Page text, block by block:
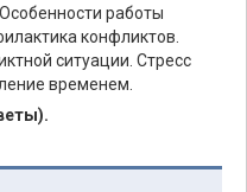
работы
конфликтов.
ситуации. Стресс
временем.